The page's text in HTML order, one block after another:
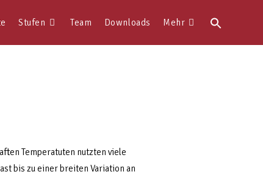
Stufen Team Downloads Mehr
Temperatuten nutzten viele
bis zu einer breiten Variation an